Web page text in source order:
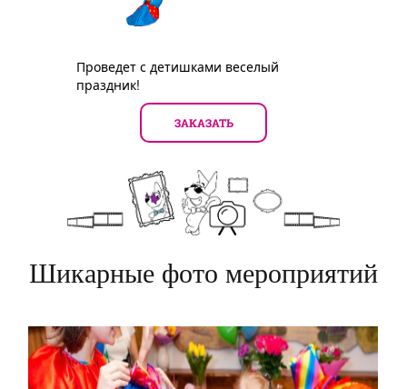
Проведет с детишками веселый
праздник!
ЗАКАЗАТЬ
Шикарные фото мероприятий